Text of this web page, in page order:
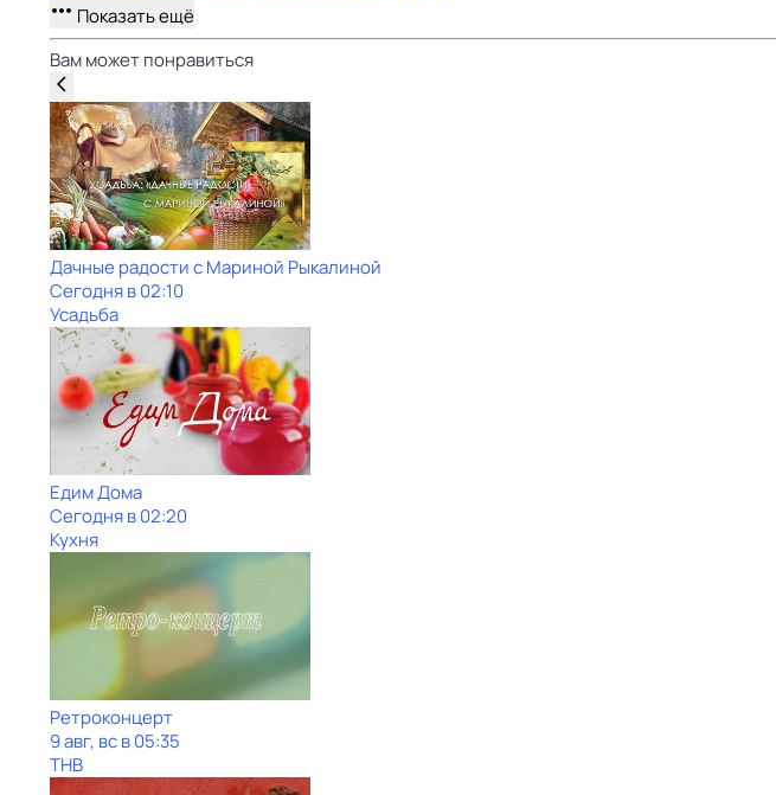
Показать ещё
Вам может понравиться
Дачные радости с Мариной Рыкалиной
Сегодня в 02:10
Усадьба
Едим Дома
Сегодня в 02:20
Кухня
Ретроконцерт
9 авг, вс в 05:35
ТНВ